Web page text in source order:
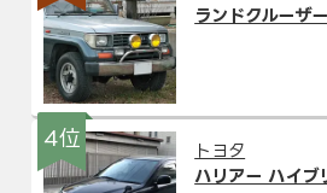
ランドクルーザ
4位
トヨタ
ハリアー ハイブ